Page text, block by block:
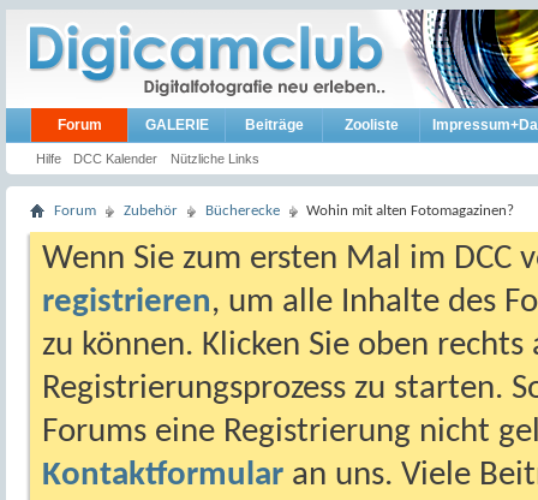
Forum
Hilfe DCC Kalender Nützliche Links
GALERIE Beiträge Zooliste
Forum Zubehör Bücherecke Wohin mit alten Fotomagazinen?
Wenn Sie zum ersten Mal im DCC
registrieren, um alle Inhalte des
zu können. Klicken Sie oben
Registrierungsprozess zu starten.
Forums eine Registrierung nicht
Kontaktformular an uns. Viele